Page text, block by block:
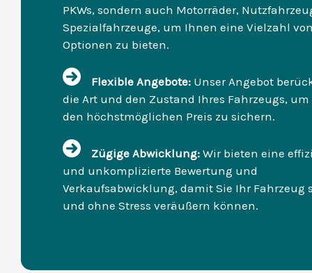
PKWs, sondern auch Motorräder,
Spezialfahrzeuge, um Ihnen eine Vielzahl
Optionen zu bieten.
Flexible Angebote: Unser Angebot
die Art und den Zustand Ihres Fahrzeugs,
den höchstmöglichen Preis zu sichern.
Zügige Abwicklung: Wir bieten eine
und unkomplizierte Bewertung und
Verkaufsabwicklung, damit Sie Ihr Fahrzeug
und ohne Stress veräußern können.